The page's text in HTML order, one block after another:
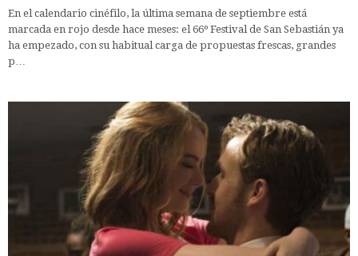
En el calendario cinéfilo, la última semana de septiembre está
marcada en rojo desde hace meses: el 66º Festival de San Sebastián ya
ha empezado, con su habitual carga de propuestas frescas, grandes
p…